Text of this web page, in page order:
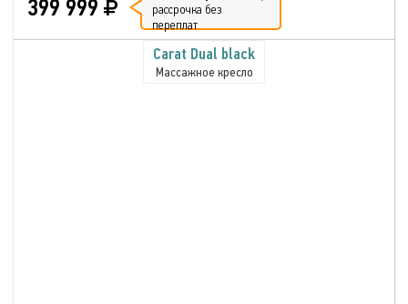
399 999
рассрочка без
переплат
Carat Dual black
Массажное кресло